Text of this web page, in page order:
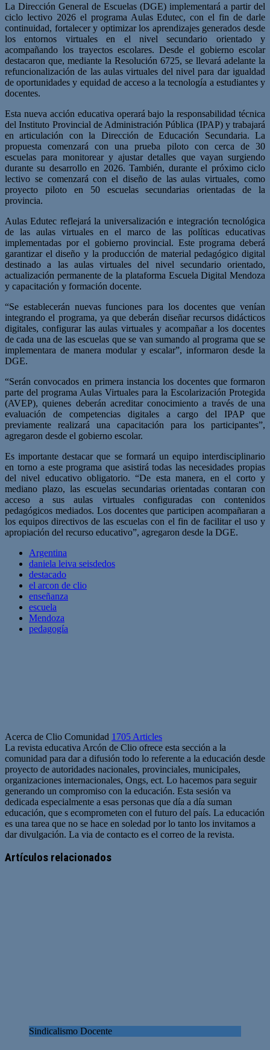
La Dirección General de Escuelas (DGE) implementará a partir del
ciclo lectivo 2026 el programa Aulas Edutec, con el fin de darle
continuidad, fortalecer y optimizar los aprendizajes generados desde
los entornos virtuales en el nivel secundario orientado y
acompañando los trayectos escolares. Desde el gobierno escolar
destacaron que, mediante la Resolución 6725, se llevará adelante la
refuncionalización de las aulas virtuales del nivel para dar igualdad
de oportunidades y equidad de acceso a la tecnología a estudiantes y
docentes.
Esta nueva acción educativa operará bajo la responsabilidad técnica
del Instituto Provincial de Administración Pública (IPAP) y trabajará
en articulación con la Dirección de Educación Secundaria. La
propuesta comenzará con una prueba piloto con cerca de 30
escuelas para monitorear y ajustar detalles que vayan surgiendo
durante su desarrollo en 2026. También, durante el próximo ciclo
lectivo se comenzará con el diseño de las aulas virtuales, como
proyecto piloto en 50 escuelas secundarias orientadas de la
provincia.
Aulas Edutec reflejará la universalización e integración tecnológica
de las aulas virtuales en el marco de las políticas educativas
implementadas por el gobierno provincial. Este programa deberá
garantizar el diseño y la producción de material pedagógico digital
destinado a las aulas virtuales del nivel secundario orientado,
actualización permanente de la plataforma Escuela Digital Mendoza
y capacitación y formación docente.
“Se establecerán nuevas funciones para los docentes que venían
integrando el programa, ya que deberán diseñar recursos didácticos
digitales, configurar las aulas virtuales y acompañar a los docentes
de cada una de las escuelas que se van sumando al programa que se
implementara de manera modular y escalar”, informaron desde la
DGE.
“Serán convocados en primera instancia los docentes que formaron
parte del programa Aulas Virtuales para la Escolarización Protegida
(AVEP), quienes deberán acreditar conocimiento a través de una
evaluación de competencias digitales a cargo del IPAP que
previamente realizará una capacitación para los participantes”,
agregaron desde el gobierno escolar.
Es importante destacar que se formará un equipo interdisciplinario
en torno a este programa que asistirá todas las necesidades propias
del nivel educativo obligatorio. “De esta manera, en el corto y
mediano plazo, las escuelas secundarias orientadas contaran con
acceso a sus aulas virtuales configuradas con contenidos
pedagógicos mediados. Los docentes que participen acompañaran a
los equipos directivos de las escuelas con el fin de facilitar el uso y
apropiación del recurso educativo”, agregaron desde la DGE.
Argentina
daniela leiva seisdedos
destacado
el arcon de clio
enseñanza
escuela
Mendoza
pedagogía
Acerca de Clio Comunidad 1705 Articles
La revista educativa Arcón de Clio ofrece esta sección a la
comunidad para dar a difusión todo lo referente a la educación desde
proyecto de autoridades nacionales, provinciales, municipales,
organizaciones internacionales, Ongs, ect. Lo hacemos para seguir
generando un compromiso con la educación. Esta sesión va
dedicada especialmente a esas personas que día a día suman
educación, que s ecomprometen con el futuro del país. La educación
es una tarea que no se hace en soledad por lo tanto los invitamos a
dar divulgación. La via de contacto es el correo de la revista.
web
Artículos relacionados
Sindicalismo Docente